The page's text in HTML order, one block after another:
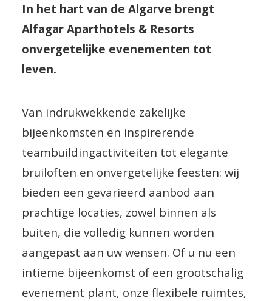
In het hart van de Algarve brengt
Alfagar Aparthotels & Resorts
onvergetelijke evenementen tot
leven.
Van indrukwekkende zakelijke
bijeenkomsten en inspirerende
teambuildingactiviteiten tot elegante
bruiloften en onvergetelijke feesten: wij
bieden een gevarieerd aanbod aan
prachtige locaties, zowel binnen als
buiten, die volledig kunnen worden
aangepast aan uw wensen. Of u nu een
intieme bijeenkomst of een grootschalig
evenement plant, onze flexibele ruimtes,